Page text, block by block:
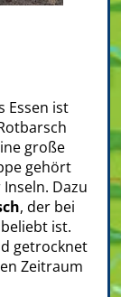
Essen ist
große
gehört
Dazu
, der bei
ist.
getrocknet
Zeitraum